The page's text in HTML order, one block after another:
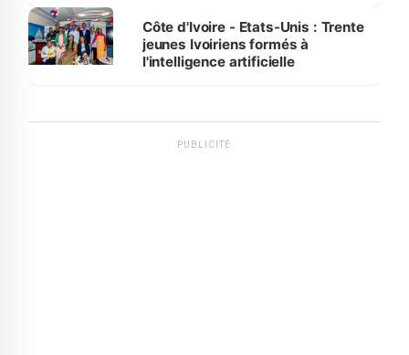
Côte d'Ivoire - Etats-Unis : Trente
jeunes Ivoiriens formés à
l'intelligence artificielle
PUBLICITÉ